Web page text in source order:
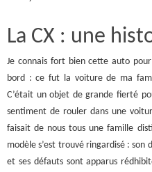
La CX : une
Je connais fort bien cette auto
bord : ce fut la voiture de ma
C’était un objet de grande fierté
sentiment de rouler dans une
faisait de nous tous une famille
modèle s’est trouvé ringardisé : son
et ses défauts sont apparus